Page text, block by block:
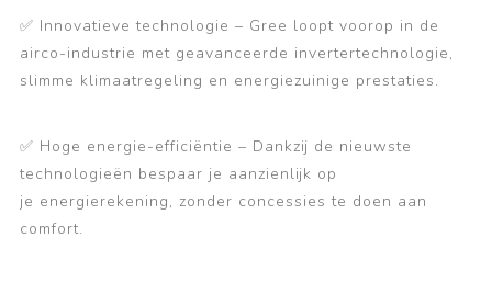
✅ Innovatieve technologie – Gree loopt voorop in de
airco-industrie met geavanceerde invertertechnologie,
slimme klimaatregeling en energiezuinige prestaties.
✅ Hoge energie-efficiëntie – Dankzij de nieuwste
technologieën bespaar je aanzienlijk op
je energierekening, zonder concessies te doen aan
comfort.